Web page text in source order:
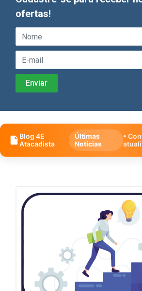
ofertas!
Blog 4E
Atacadista
Últimas
Notícias
•